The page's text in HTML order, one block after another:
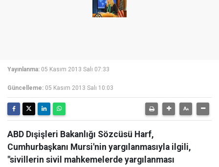
Yayınlanma: 05 Kasım 2013 Salı 07:33
Güncelleme: 05 Kasım 2013 Salı 10:03
ABD Dışişleri Bakanlığı Sözcüsü Harf,
Cumhurbaşkanı Mursi'nin yargılanmasıyla ilgili,
"sivillerin sivil mahkemelerde yargılanması